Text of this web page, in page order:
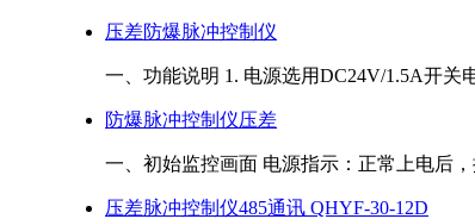
压差防爆脉冲控制仪
一、功能说明 1. 电源选用DC24V/1.5A开关
防爆脉冲控制仪压差
一、初始监控画面 电源指示：正常上电后
压差脉冲控制仪485通讯 QHYF-30-12D